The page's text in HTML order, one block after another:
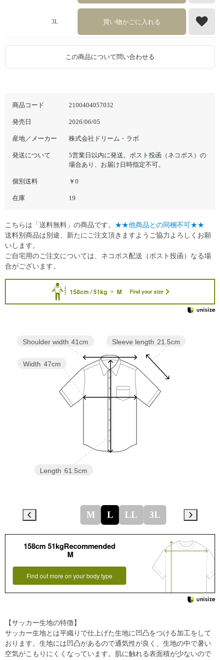
商品コード 2100404057032
発売日 2026/06/05
産地／メーカー 株式会社ドリーム・ラボ
発送について
5営業日以内に発送。ポスト投函（ネコポス）の
場合あり、お届け日時指定不可。
個別送料 ￥0
在庫 19
3L 買い物かごに入れる
この商品について問い合わせる
158cm / 51kg M Find your size
Sleeve length 21.5cm
Length 61.5cm
Width 47cm
Shoulder width 41cm
M L LL 3L
158cm 51kgRecommended
M
Find out more on your body type
【サッカー生地の特徴】
サッカー生地とは平織りで仕上げた生地に凹凸をつける加工をして
おります。生地には凹凸があるので通気性が良く、生地の中で暑い
空気がこもりにくくなっています。肌に触れる表面積が少ないので
こちらは「送料無料」の商品です。 ★★他商品との同梱不可★★
送料別商品は別途、新たにご注文頂きますようご協力よろしくお願
いします。
ご自宅用のご注文については、ネコポス配送（ポスト投函）なる場
合がございます。